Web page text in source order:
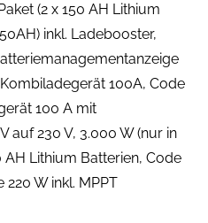
(2 x 150 AH Lithium
inkl. Ladebooster,
100A, Code
100 A mit
auf 230 V, 3.000 W (nur in
AH Lithium Batterien, Code
220 W inkl. MPPT